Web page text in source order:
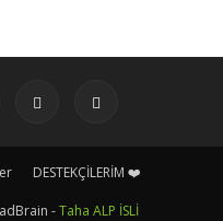
DESTEKÇİLERİM ❤️
-Taha ALP İSLİ